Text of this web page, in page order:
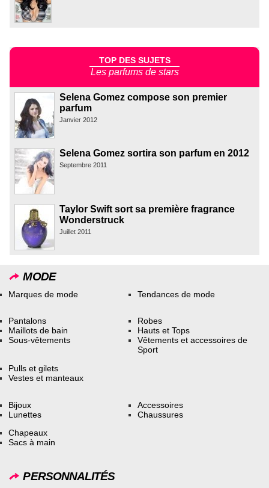
TOP DES SUJETS
Les parfums de stars
Selena Gomez compose son premier
parfum
Janvier 2012
Selena Gomez sortira son parfum en 2012
Septembre 2011
Taylor Swift sort sa première fragrance
Wonderstruck
Juillet 2011
MODE
Marques de mode Tendances de mode
Pantalons
Maillots de bain
Sous-vêtements
Robes
Hauts et Tops
Vêtements et accessoires de
Sport
Pulls et gilets
Vestes et manteaux
Bijoux
Lunettes
Accessoires
Chaussures
Chapeaux
Sacs à main
PERSONNALITÉS